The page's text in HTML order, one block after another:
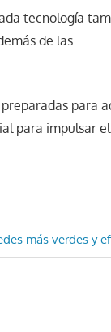
tecnología
de las
para
para impulsar
más verdes y